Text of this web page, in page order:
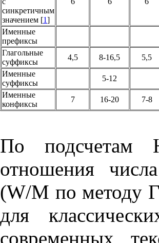
синкретичным
значением [1]
Именные
префиксы
Глагольные
суффиксы
4,5 8-16,5
5,5
Именные
суффиксы
5-12
Именные
конфиксы
7 16-20 7-8
По подсчетам
отношения
(W/M по методу
для
современных